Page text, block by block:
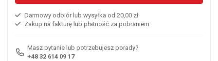
Darmowy odbiór lub wysyłka od 20,00 zł
Zakup na fakturę lub płatność za pobraniem
Masz pytanie lub potrzebujesz porady?
+48 32 614 09 17